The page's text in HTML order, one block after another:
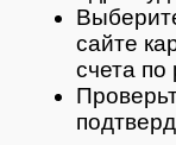
сайте
счета по